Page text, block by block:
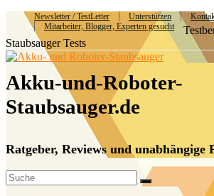
Newsletter / TestLetter Unterstützen
Mitarbeiter, Blogger, Experten gesucht
Staubsauger Tests
Akku-und-Roboter-
Staubsauger.de
Ratgeber, Reviews und unabhängige